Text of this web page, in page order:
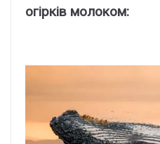
огірків молоком: